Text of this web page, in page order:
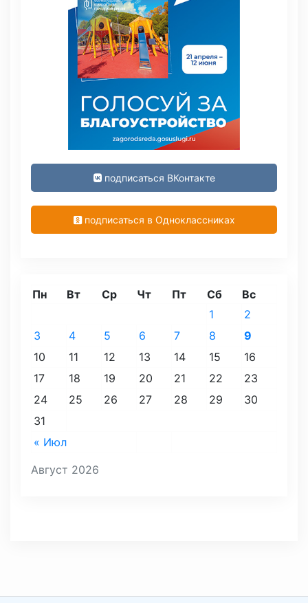
подписаться ВКонтакте
подписаться в Одноклассниках
Август 2026
Пн Вт Ср Чт Пт Сб Вс
« Июл
1
2
3
4 5 6 7 8
9
10
11 12 13 14 15
16
17
18 19 20 21 22
23
24
25 26 27 28 29
30
31